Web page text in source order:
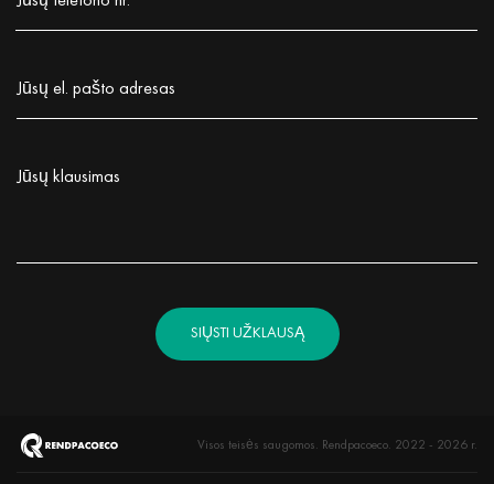
Jūsų el. pašto adresas
Jūsų klausimas
SIŲSTI UŽKLAUSĄ
Visos teisės saugomos. Rendpacoeco. 2022 - 2026 r.